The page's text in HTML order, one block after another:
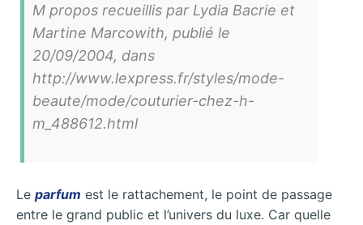
M propos recueillis par Lydia Bacrie et
Martine Marcowith, publié le
20/09/2004, dans
http://www.lexpress.fr/styles/mode-
beaute/mode/couturier-chez-h-
m_488612.html
Le parfum est le rattachement, le point de passage
entre le grand public et l’univers du luxe. Car quelle